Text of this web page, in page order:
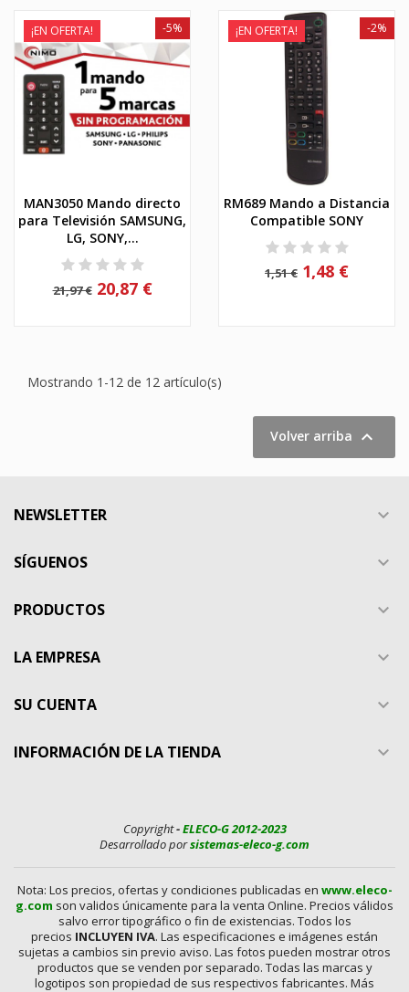
¡EN OFERTA!
MAN3050 Mando directo
para Televisión SAMSUNG,
LG, SONY,...
21,97 €
-5%
20,87 €
¡EN OFERTA!
RM689 Mando a Distancia
Compatible SONY
1,51 €
-2%
1,48 €
Mostrando 1-12 de 12 artículo(s)
Volver arriba 
NEWSLETTER 
SÍGUENOS 
PRODUCTOS 
LA EMPRESA 
SU CUENTA 
INFORMACIÓN DE LA TIENDA 
Copyright-ELECO-G 2012-2023
Desarrollado porsistemas-eleco-g.com
Nota: Los precios, ofertas y condiciones publicadas en www.eleco-
g.com son validos únicamente para la venta Online. Precios válidos
salvo error tipográfico o fin de existencias. Todos los
precios INCLUYEN IVA. Las especificaciones e imágenes están
sujetas a cambios sin previo aviso. Las fotos pueden mostrar otros
productos que se venden por separado. Todas las marcas y
logotipos son propiedad de sus respectivos fabricantes. Más